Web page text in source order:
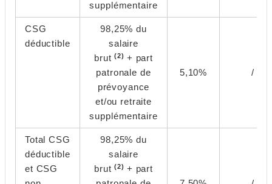
supplémentaire
CSG
déductible
98,25% du
salaire
brut (2) + part
patronale de
prévoyance
et/ou retraite
supplémentaire
5,10% /
Total CSG
déductible
et CSG
98,25% du
salaire
brut (2) + part